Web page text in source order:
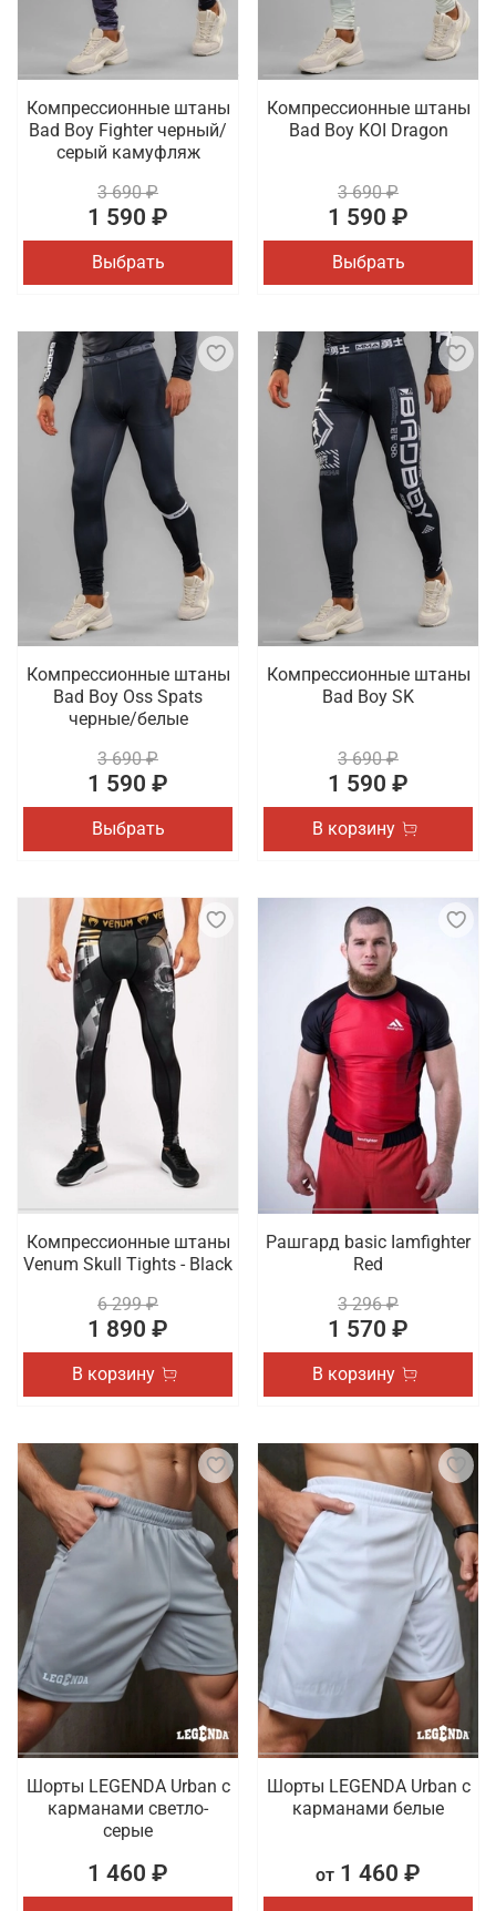
Компрессионные штаны
Bad Boy Fighter черный/
серый камуфляж
3 690 ₽
1 590 ₽
Выбрать
Компрессионные штаны
Bad Boy KOI Dragon
3 690 ₽
1 590 ₽
Выбрать
Компрессионные штаны
Bad Boy Oss Spats
черные/белые
3 690 ₽
1 590 ₽
Выбрать
Компрессионные штаны
Bad Boy SK
3 690 ₽
1 590 ₽
В корзину
Компрессионные штаны
Venum Skull Tights - Black
6 299 ₽
1 890 ₽
В корзину
Рашгард basic Iamfighter
Red
3 296 ₽
1 570 ₽
В корзину
Шорты LEGENDA Urban c
карманами светло-
серые
1 460 ₽
Шорты LEGENDA Urban c
карманами белые
от 1 460 ₽